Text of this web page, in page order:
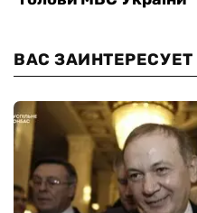
ВАС ЗАИНТЕРЕСУЕТ